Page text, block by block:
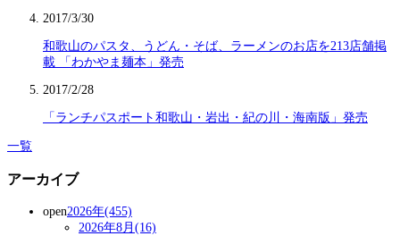
2017/3/30
和歌山のパスタ、うどん・そば、ラーメンのお店を213店舗掲
載 「わかやま麺本」発売
2017/2/28
「ランチパスポート和歌山・岩出・紀の川・海南版」発売
一覧
アーカイブ
open2026年(455)
2026年8月(16)